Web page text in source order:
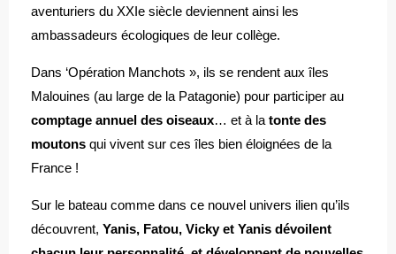
aventuriers du XXIe siècle deviennent ainsi les
ambassadeurs écologiques de leur collège.
Dans ‘Opération Manchots », ils se rendent aux îles
Malouines (au large de la Patagonie) pour participer au
comptage annuel des oiseaux… et à la tonte des
moutons qui vivent sur ces îles bien éloignées de la
France !
Sur le bateau comme dans ce nouvel univers ilien qu’ils
découvrent, Yanis, Fatou, Vicky et Yanis dévoilent